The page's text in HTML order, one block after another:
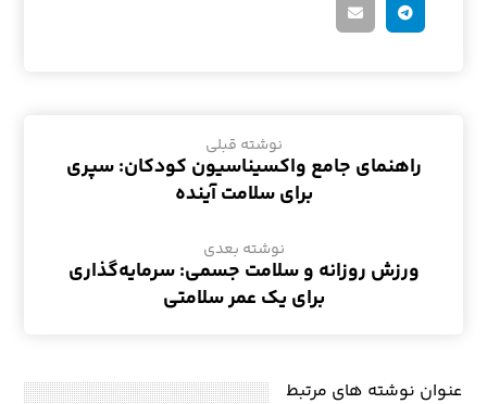
نوشته قبلی
راهنمای جامع واکسیناسیون کودکان: سپری
برای سلامت آینده
نوشته بعدی
ورزش روزانه و سلامت جسمی: سرمایه‌گذاری
برای یک عمر سلامتی
عنوان ‫نوشته های مرتبط